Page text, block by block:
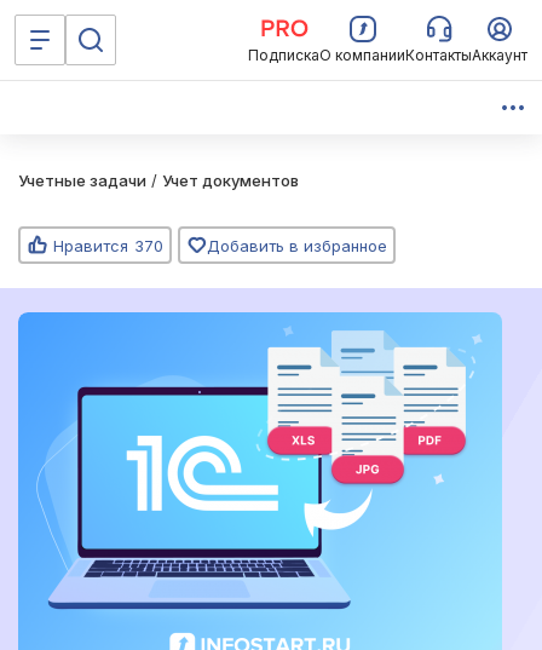
ПодпискаО компанииКонтактыАккаунт
Учетные задачи / Учет документов
Нравится 370 Добавить в избранное